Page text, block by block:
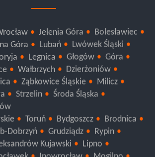
Jelenia Góra
Bolesławiec
Góra Lubań
Lwówek Śląski
Legnica Głogów
Góra
Wałbrzych
Dzierżoniów
Ząbkowice Śląskie
Milicz
Strzelin
Środa Śląska
Toruń Bydgoszcz
Brodnica
Dobrzyń Grudziądz
Rypin
Kujawski
Lipno